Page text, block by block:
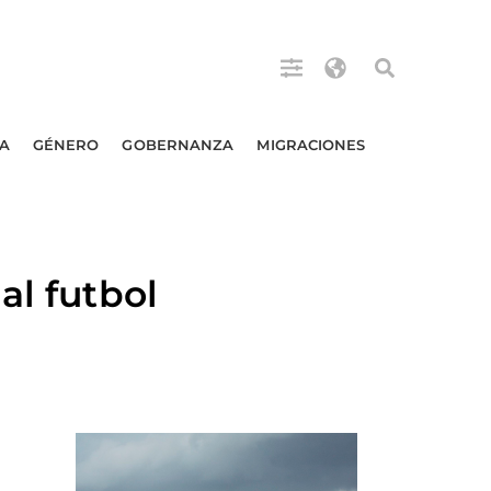
GÉNERO GOBERNANZA MIGRACIONES
futbol